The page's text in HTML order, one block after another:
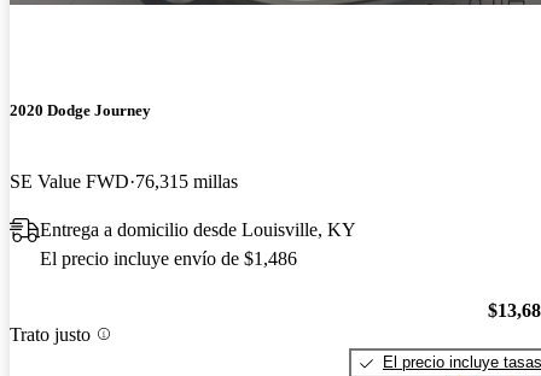
2020 Dodge Journey
SE Value FWD 76,315 millas
Entrega a domicilio desde Louisville, KY
El precio incluye envío de $1,486
Trato justo
El precio incluye tasas